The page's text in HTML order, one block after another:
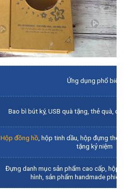
Ứng dụng phổ biến
Bao bì bút ký, USB quà tặng, thẻ quà,
Hộp đồng hồ, hộp tinh dầu, hộp đựng thẻ
tặng kỷ niệm
Đựng danh mục sản phẩm cao cấp, hộp
hình, sản phẩm handmade